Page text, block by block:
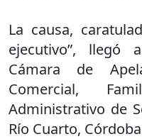
La causa,
ejecutivo”, llegó
Cámara de
Comercial,
Administrativo de
Río Cuarto,